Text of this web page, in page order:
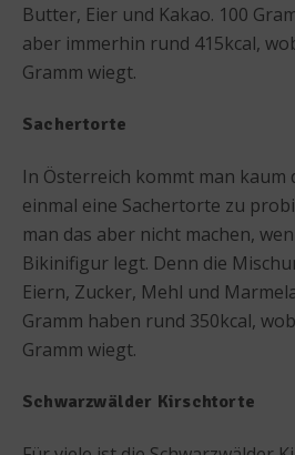
Butter, Eier und Kakao. 100
aber immerhin rund 415kcal,
Gramm wiegt.
Sachertorte
In Österreich kommt man kaum
einmal eine Sachertorte zu
man das aber nicht machen,
Bikinifigur legt. Denn die
Eiern, Zucker, Mehl und
Gramm haben rund 350kcal,
Gramm wiegt.
Schwarzwälder Kirschtorte